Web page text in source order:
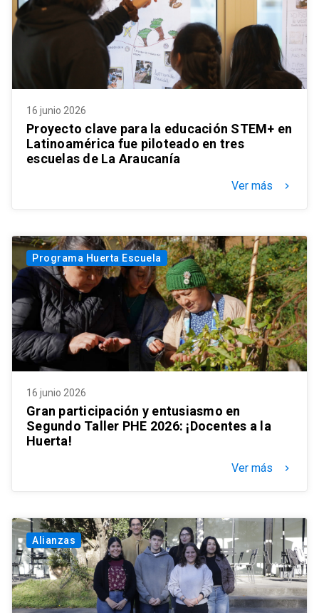
16 junio 2026
Proyecto clave para la educación STEM+ en
Latinoamérica fue piloteado en tres
escuelas de La Araucanía
Ver más keyboard_arrow_right
Programa Huerta Escuela
16 junio 2026
Gran participación y entusiasmo en
Segundo Taller PHE 2026: ¡Docentes a la
Huerta!
Ver más keyboard_arrow_right
Alianzas